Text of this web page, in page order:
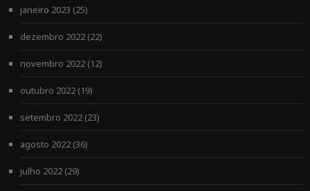
janeiro 2023 (25)
dezembro 2022(22)
novembro 2022(12)
outubro 2022(19)
setembro 2022(23)
agosto 2022(36)
julho 2022(29)